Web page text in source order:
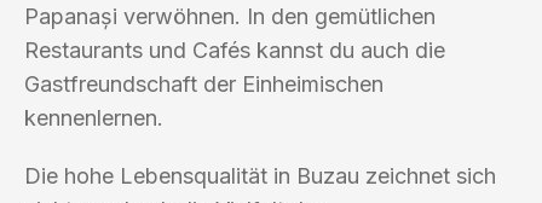
Papanași verwöhnen. In den gemütlichen
Restaurants und Cafés kannst du auch die
Gastfreundschaft der Einheimischen
kennenlernen.
Die hohe Lebensqualität in Buzau zeichnet sich